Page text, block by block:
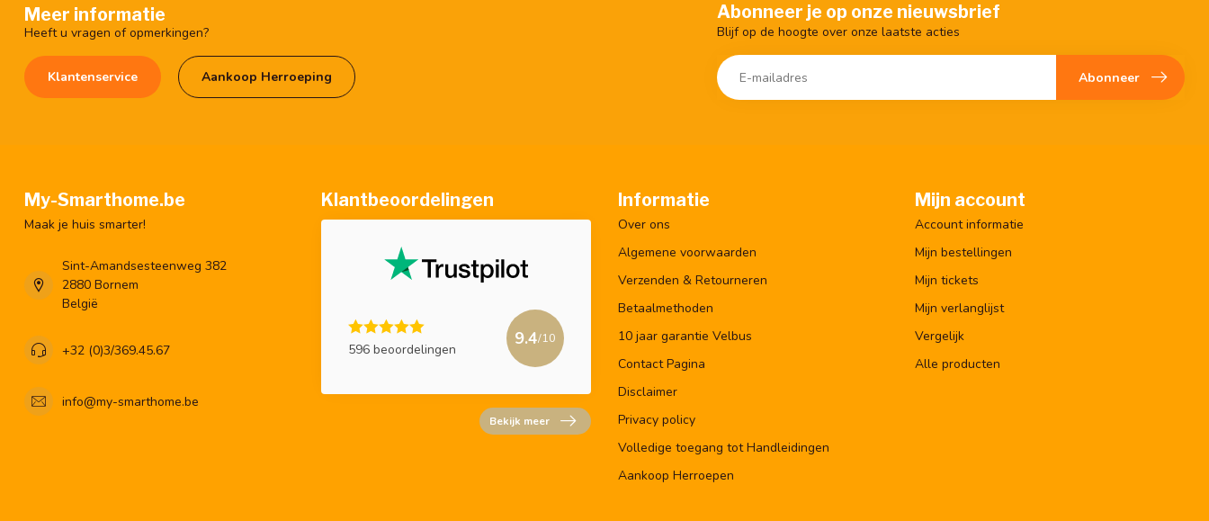
Meer informatie
Heeft u vragen of opmerkingen?
Klantenservice Aankoop Herroeping
Abonneer je op onze nieuwsbrief
Blijf op de hoogte over onze laatste acties
Abonneer
My-Smarthome.be
Maak je huis smarter!
Sint-Amandsesteenweg 382
2880 Bornem
België
+32 (0)3/369.45.67
info@my-smarthome.be
Klantbeoordelingen
596 beoordelingen
9.4/10
Bekijk meer
Informatie
Over ons
Algemene voorwaarden
Verzenden & Retourneren
Betaalmethoden
10 jaar garantie Velbus
Contact Pagina
Disclaimer
Privacy policy
Volledige toegang tot Handleidingen
Aankoop Herroepen
Mijn account
Account informatie
Mijn bestellingen
Mijn tickets
Mijn verlanglijst
Vergelijk
Alle producten